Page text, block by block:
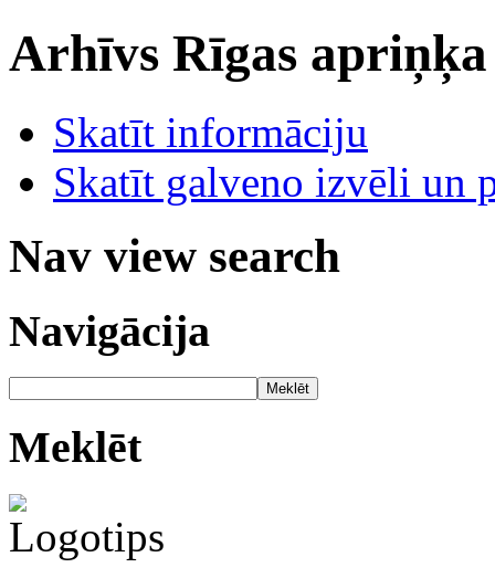
Arhīvs Rīgas
Skatīt informāciju
Skatīt galveno izvēli un
Nav view search
Navigācija
Meklēt
Meklēt